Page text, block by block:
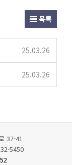
목록
25.03.26
25.03.26
37-41
5450